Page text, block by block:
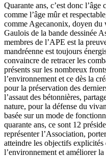
Quarante ans, c’est donc l’âge
comme l’âge mûr et
comme Agecanonix, doyen du
Gaulois de la bande dessinée
membres de l’APE est la
mandréenne est toujours
convaincre de retracer les
présents sur les nombreux
l’environnement et ce dès la
pour la préservation des
l’assaut des bétonnières,
nature, pour la défense du
basée sur un mode de
quarante ans, ce sont 12
représenter l’Association,
atteindre les objectifs
l’environnement et améliorer